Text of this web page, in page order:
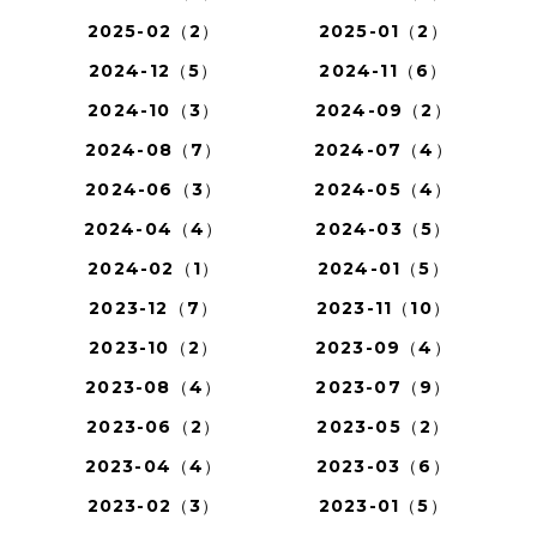
2025-02（2）
2025-01（2）
2024-12（5）
2024-11（6）
2024-10（3）
2024-09（2）
2024-08（7）
2024-07（4）
2024-06（3）
2024-05（4）
2024-04（4）
2024-03（5）
2024-02（1）
2024-01（5）
2023-12（7）
2023-11（10）
2023-10（2）
2023-09（4）
2023-08（4）
2023-07（9）
2023-06（2）
2023-05（2）
2023-04（4）
2023-03（6）
2023-02（3）
2023-01（5）